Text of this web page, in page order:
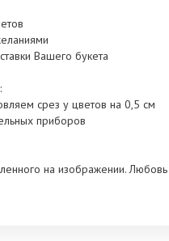
Вашего букета
срез у цветов на 0,5 см
приборов
на изображении. Любовь